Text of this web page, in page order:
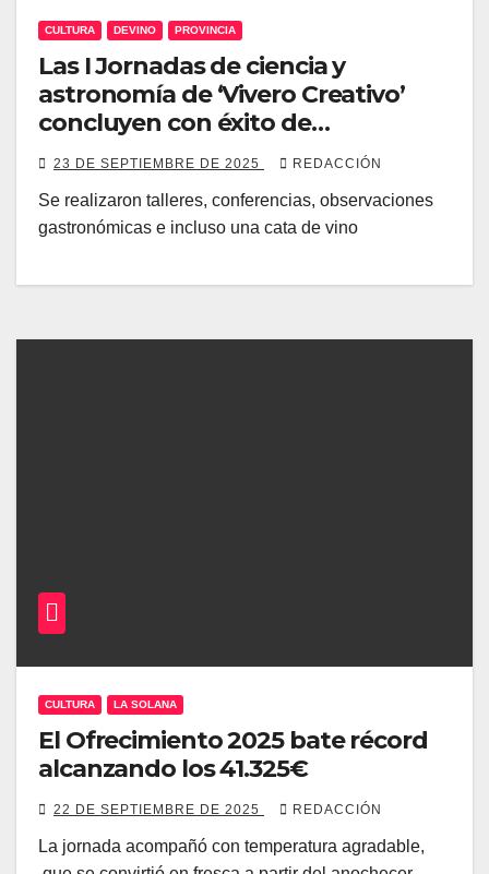
CULTURA DEVINO PROVINCIA
Las I Jornadas de ciencia y
astronomía de ‘Vivero Creativo’
concluyen con éxito de
participación
23 DE SEPTIEMBRE DE 2025 REDACCIÓN
Se realizaron talleres, conferencias, observaciones
gastronómicas e incluso una cata de vino
CULTURA LA SOLANA
El Ofrecimiento 2025 bate récord
alcanzando los 41.325€
22 DE SEPTIEMBRE DE 2025 REDACCIÓN
La jornada acompañó con temperatura agradable,